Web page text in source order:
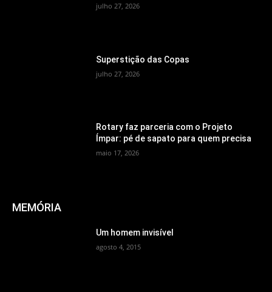
julho 27, 2026
Superstição das Copas
julho 27, 2026
Rotary faz parceria com o Projeto
Ímpar: pé de sapato para quem precisa
maio 17, 2026
MEMÓRIA
Um homem invisível
agosto 4, 2015